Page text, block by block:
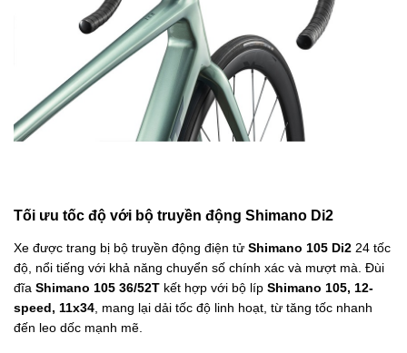
Tối ưu tốc độ với bộ truyền động Shimano Di2
Xe được trang bị bộ truyền động điện tử Shimano 105 Di2 24 tốc
độ, nổi tiếng với khả năng chuyển số chính xác và mượt mà. Đùi
đĩa Shimano 105 36/52T kết hợp với bộ líp Shimano 105, 12-
speed, 11x34, mang lại dải tốc độ linh hoạt, từ tăng tốc nhanh
đến leo dốc mạnh mẽ.